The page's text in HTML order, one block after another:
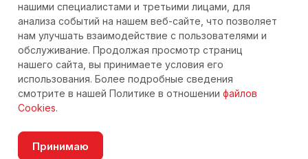
+7 (4212) 23-33-33
eshop@nkteh.ru
© 2026 Интернет-магазин ЭНКА техника
Согласие на обработку персональных данных
нашими специалистами и третьими лицами, для
анализа событий на нашем веб-сайте, что позволяет
нам улучшать взаимодействие с пользователями и
обслуживание. Продолжая просмотр страниц
нашего сайта, вы принимаете условия его
использования. Более подробные сведения
смотрите в нашей Политике в отношении файлов
Cookies.
Принимаю